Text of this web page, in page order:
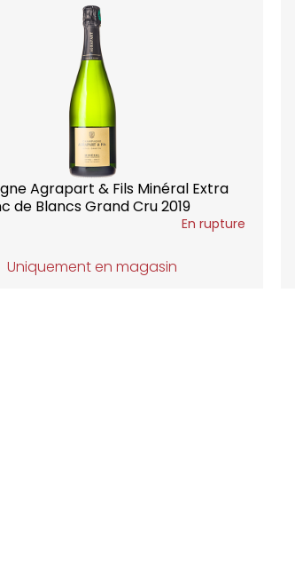
Agrapart & Fils Minéral Extra
de Blancs Grand Cru 2019
En rupture
Uniquement en magasin